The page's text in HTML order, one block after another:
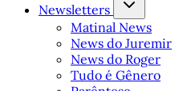
Newsletters
Matinal News
News do Juremir
News do Roger
Tudo é Gênero